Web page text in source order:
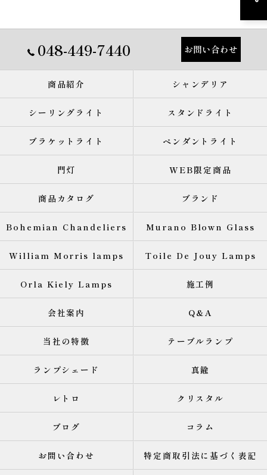
048-449-7440 お問い合わせ
商品紹介 シャンデリア
シーリングライト スタンドライト
ブラケットライト ペンダントライト
門灯 WEB限定商品
商品カタログ ブランド
Bohemian Chandeliers Murano Blown Glass
William Morris lamps Toile De Jouy Lamps
Orla Kiely Lamps 施工例
会社案内 Q&A
当社の特徴 テーブルランプ
ランプシェード 真鍮
レトロ クリスタル
ブログ コラム
お問い合わせ 特定商取引法に基づく表記